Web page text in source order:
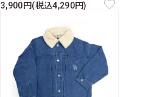
3,900円(税込4,290円)